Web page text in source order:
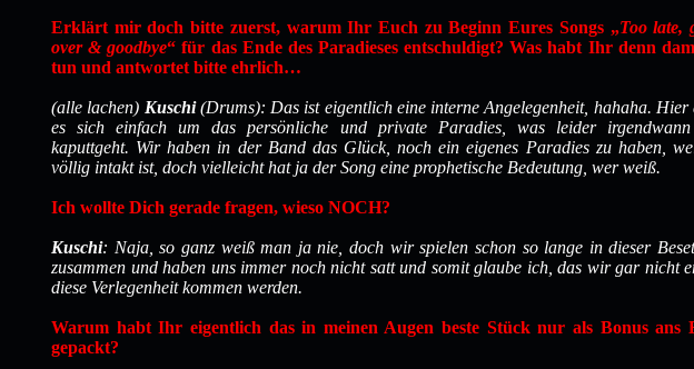
Erklärt mir doch bitte zuerst, warum Ihr Euch zu Beginn Eures Songs „Too late,
over & goodbye“ für das Ende des Paradieses entschuldigt? Was habt Ihr denn
tun und antwortet bitte ehrlich…
(alle lachen) Kuschi(Drums): Das ist eigentlich eine interne Angelegenheit, hahaha. Hier
es sich einfach um das persönliche und private Paradies, was leider
kaputtgeht. Wir haben in der Band das Glück, noch ein eigenes Paradies zu haben,
völlig intakt ist, doch vielleicht hat ja der Song eine prophetische Bedeutung, wer weiß.
Ich wollte Dich gerade fragen, wieso NOCH?
Kuschi: Naja, so ganz weiß man ja nie, doch wir spielen schon so lange in dieser
zusammen und haben uns immer noch nicht satt und somit glaube ich, das wir gar nicht
diese Verlegenheit kommen werden.
Warum habt Ihr eigentlich das in meinen Augen beste Stück nur als Bonus ans
gepackt?